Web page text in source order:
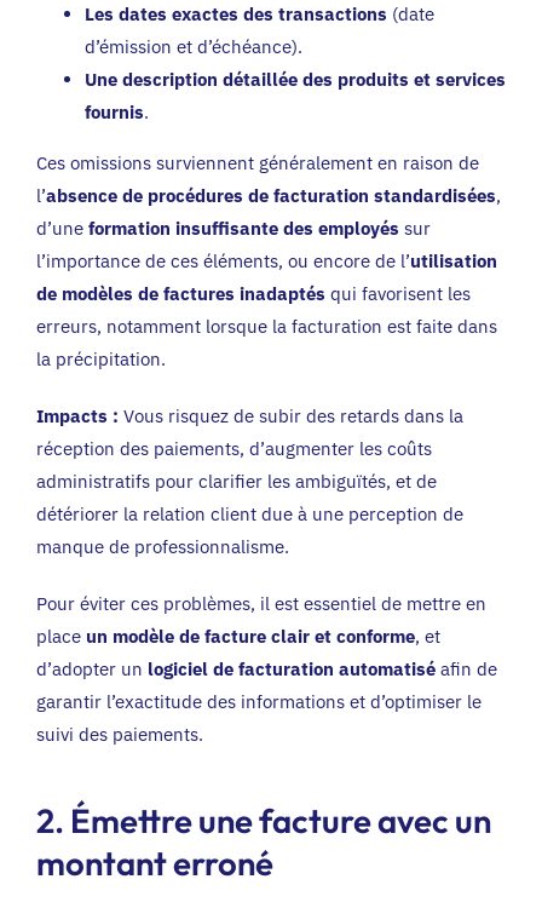
Les dates exactes des transactions (date
d’émission et d’échéance).
Une description détaillée des produits et services
fournis.
Ces omissions surviennent généralement en raison de
l’absence de procédures de facturation standardisées,
d’une formation insuffisante des employés sur
l’importance de ces éléments, ou encore de l’utilisation
de modèles de factures inadaptés qui favorisent les
erreurs, notamment lorsque la facturation est faite dans
la précipitation.
Impacts : Vous risquez de subir des retards dans la
réception des paiements, d’augmenter les coûts
administratifs pour clarifier les ambiguïtés, et de
détériorer la relation client due à une perception de
manque de professionnalisme.
Pour éviter ces problèmes, il est essentiel de mettre en
place un modèle de facture clair et conforme, et
d’adopter un logiciel de facturation automatiséafin de
garantir l’exactitude des informations et d’optimiser le
suivi des paiements.
2. Émettre une facture avec un
montant erroné